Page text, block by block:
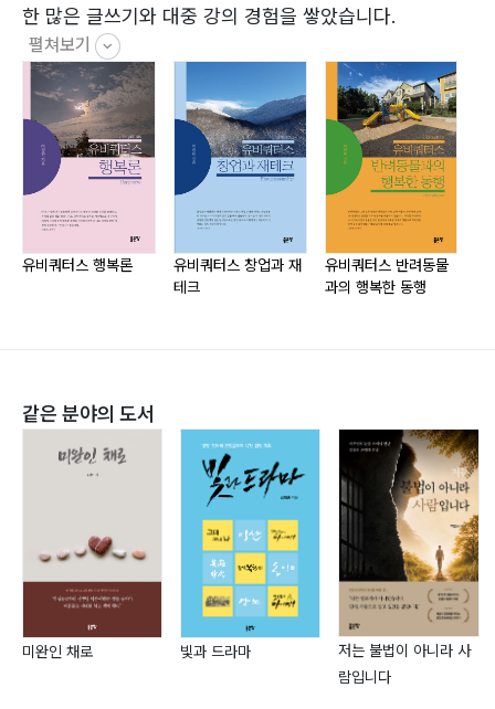
정철 시 비석에 새겨진 고독의 미학
고인돌 아래의 침묵 속 진리
최명희 문학관 그 안에 숨은 이야기
정읍사 산책길의 오후
해수관음상 앞에서 멈춘 시간
표지판이 가리키는 인생의 갈림길
풍혈산의 돌길에서 찾은 흔적
풍혈산 산책길에서 만난 약수터
까치가 전해 준 작은 축복
강화도 보문사에 스며든 역사의 흔적
한탄강 주상 절리 물소리
도심 공원의 벤치에서 마주한 사색
용왕산 산책길 은행 나무 아래에서
캠퍼스 산책길에서 피어난 젊음
국립 공원 표지판에 스며든 하늘의 미소
내소사 전나무 숲길 속 삶의 풍경
제3장. 삶 – 바다처럼 포효하고 싶다
양양 하조대 앞바다 끝없는 자유
한 많은 글쓰기와 대중 강의 경험을 쌓았습니다.
지금까지 출간한 인문학, 경영학, 창업 및 자기 계발 관련
한 책으로는 『유비쿼터스 명상록』(2023.04, 페스트북),
『유비쿼터스 행복론』(2023.09, 좋은땅), 『유비쿼터스 창
업과 재테크』(2023.10, 좋은땅), 『유비쿼터스 반려동물
과의 행복한 동행』(2023.11, 좋은땅), 『유비쿼터스 성공
리더십』(2023.11, 좋은땅), 『유비쿼터스 ESG 경영과 리
더십』(2023.12, 좋은땅), 『유비쿼터스 MZ 세대와 ESG
마케팅』(2023.12, 좋은땅), 『유비쿼터스 자기 계발과 창
좋은땅), 『유비쿼터스 100세 인생 행복학』 (2024.04, 좋
은땅), 『유비쿼터스 스마트 농수산업』 (2024.10, 좋은땅),
『유비쿼터스 디카시 100선』 (2024.11, 좋은땅) 등이 있습
저는 오늘이 “가장 젊은 날”이라 생각하고 주어진 환경에
감사하면서, 더욱 좋은 글쓰기와 영향력 있는 대중 강의를
위해 노력하고 있습니다. 감사합니다.
펼쳐보기
유비쿼터스 행복론
유비쿼터스 창업과 재
테크
유비쿼터스 반려동물
과의 행복한 동행
같은 분야의 도서
미완인 채로 빛과 드라마
저는 불법이 아니라 사
람입니다